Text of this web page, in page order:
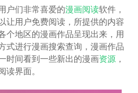
户们非常喜爱的漫画阅读软件，
让用户免费阅读，所提供的内容
个地区的漫画作品呈现出来，用
式进行漫画搜索查询，漫画作品
时间看到一些新出的漫画资源，
读界面。